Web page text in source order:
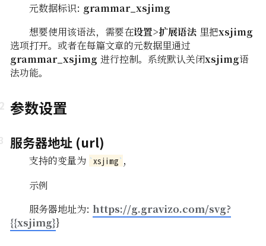
元数据标识: grammar_xsjimg
想要使用该语法，需要在设置>扩展语法 里把xsjimg
选项打开。或者在每篇文章的元数据里通过
grammar_xsjimg 进行控制。系统默认关闭xsjimg语
法功能。
参数设置
服务器地址 (url)
支持的变量为 xsjimg ,
示例
服务器地址为:https://g.gravizo.com/svg?
{{xsjimg}}